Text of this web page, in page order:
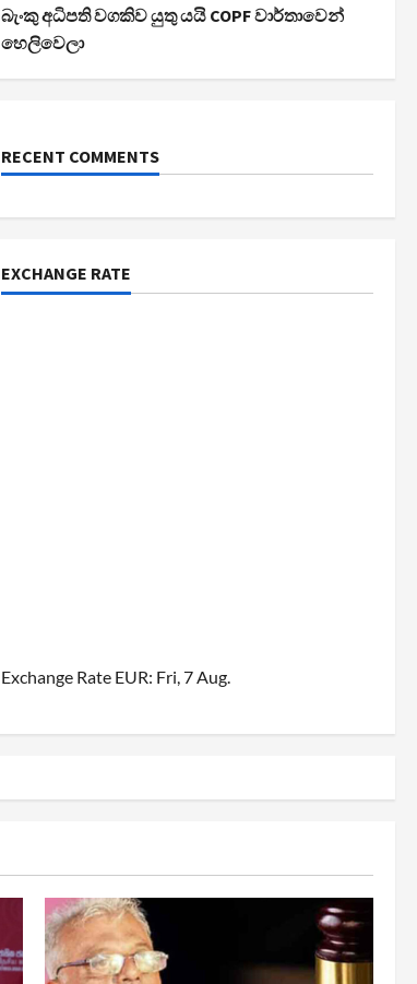
බැංකු අධිපති වගකිව යුතු යයි COPF වාර්තාවෙන්
හෙලිවෙලා
RECENT COMMENTS
EXCHANGE RATE
Exchange Rate EUR: Fri, 7 Aug.